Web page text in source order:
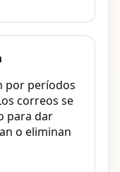
por períodos
correos se
para dar
o eliminan